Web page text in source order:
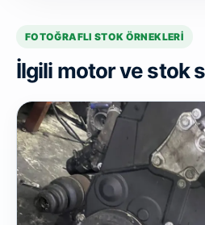
FOTOĞRAFLI STOK ÖRNEKLERI
İlgili motor ve stok